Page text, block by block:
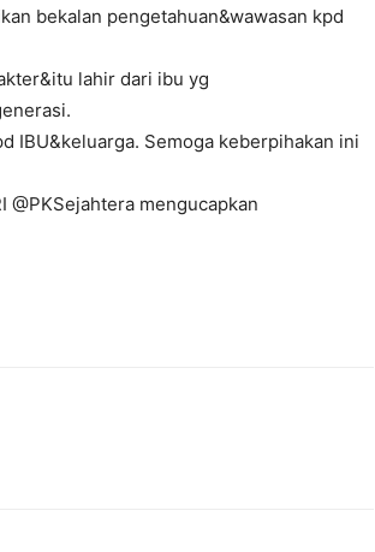
bekalan pengetahuan&wawasan kpd
lahir dari ibu yg
IBU&keluarga. Semoga keberpihakan ini
@PKSejahtera mengucapkan